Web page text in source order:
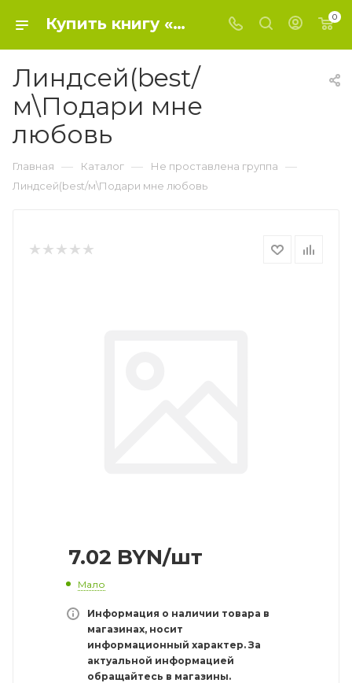
Купить книгу «Линдсей(best/м\Подари мне любовь» 2020, Линдсей Д. - Не проставлена группа 0
Линдсей(best/
м\Подари мне
любовь
Главная — Каталог — Не проставлена группа —
Линдсей(best/м\Подари мне любовь
7.02 BYN/шт
Мало
Информация о наличии товара в
магазинах, носит
информационный характер. За
актуальной информацией
обращайтесь в магазины.